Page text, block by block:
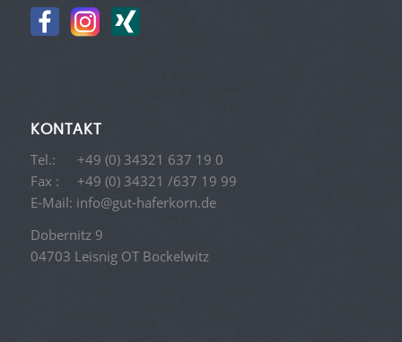
KONTAKT
Tel.: +49 (0) 34321 637 19 0
Fax : +49 (0) 34321 /637 19 99
E-Mail: info@gut-haferkorn.de
Dobernitz 9
04703 Leisnig OT Bockelwitz